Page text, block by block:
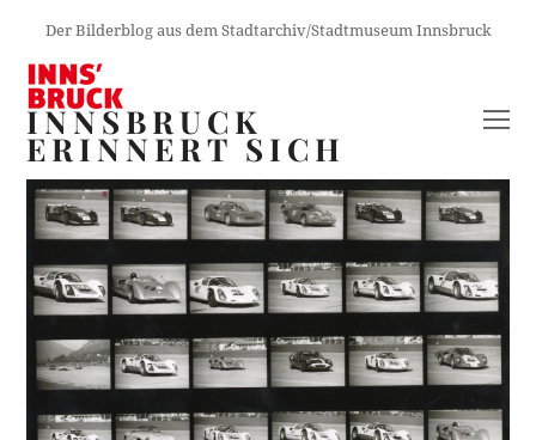
Der Bilderblog aus dem Stadtarchiv/Stadtmuseum Innsbruck
INNSBRUCK
ERINNERT SICH